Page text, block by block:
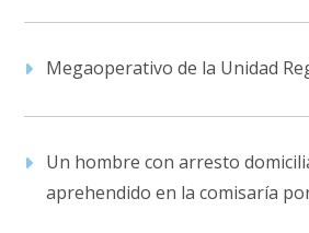
Megaoperativo de la Unidad
Un hombre con arresto
aprehendido en la comisaría